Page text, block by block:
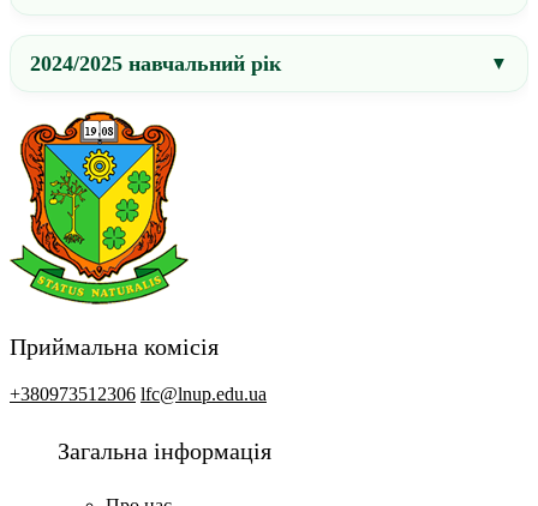
2024/2025 навчальний рік
Приймальна комісія
+380973512306 lfc@lnup.edu.ua
Загальна інформація